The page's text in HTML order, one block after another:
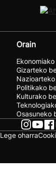
Orain
Gizarteko
Politikako
Kulturako
Osasuneko
Lege oharra